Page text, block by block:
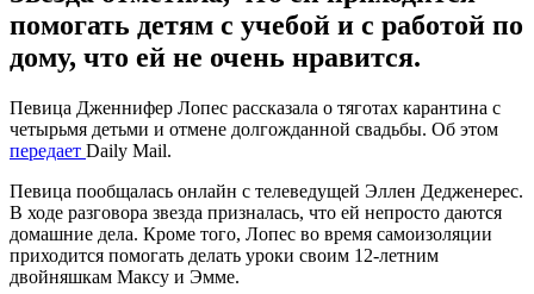
помогать детям с учебой и с работой по
дому, что ей не очень нравится.
Певица Дженнифер Лопес рассказала о тяготах карантина с
четырьмя детьми и отмене долгожданной свадьбы. Об этом
передает Daily Mail.
Певица пообщалась онлайн с телеведущей Эллен Дедженерес.
В ходе разговора звезда призналась, что ей непросто даются
домашние дела. Кроме того, Лопес во время самоизоляции
приходится помогать делать уроки своим 12-летним
двойняшкам Максу и Эмме.